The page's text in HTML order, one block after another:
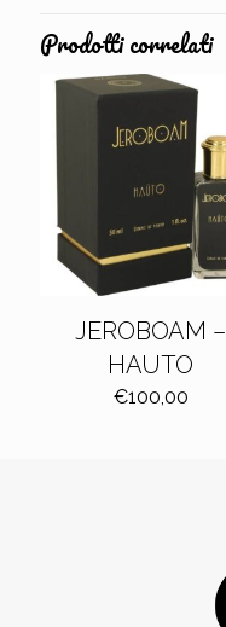
Prodotti correlati
JEROBOAM –
HAUTO
€100,00